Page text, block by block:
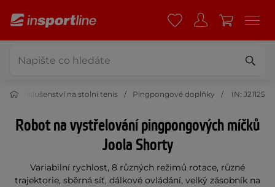
Příslušenství na stolní tenis Pingpongové doplňky IN: J21125
Robot na vystřelování pingpongových míčků
Joola Shorty
Variabilní rychlost, 8 různých režimů rotace, různé
trajektorie, sběrná síť, dálkové ovládání, velký zásobník na